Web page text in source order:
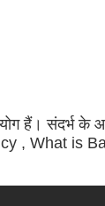
हैं। संदर्भ
, What is